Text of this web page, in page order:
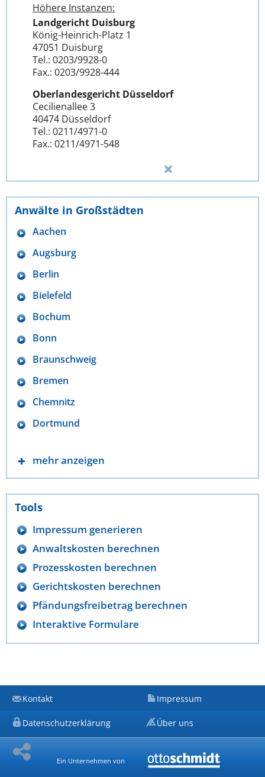
Höhere Instanzen:
Landgericht Duisburg
König-Heinrich-Platz 1
47051 Duisburg
Tel.: 0203/9928-0
Fax.: 0203/9928-444
Oberlandesgericht Düsseldorf
Cecilienallee 3
40474 Düsseldorf
Tel.: 0211/4971-0
Fax.: 0211/4971-548
Anwälte in Großstädten
Aachen
Augsburg
Berlin
Bielefeld
Bochum
Bonn
Braunschweig
Bremen
Chemnitz
Dortmund
mehr anzeigen
Tools
Impressum generieren
Anwaltskosten berechnen
Prozesskosten berechnen
Gerichtskosten berechnen
Pfändungsfreibetrag berechnen
Interaktive Formulare
Kontakt Impressum
Datenschutzerklärung Über uns
Ein Unternehmen von